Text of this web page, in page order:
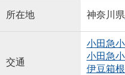
所在地 神奈川県
交通
小田急
小田急
伊豆箱